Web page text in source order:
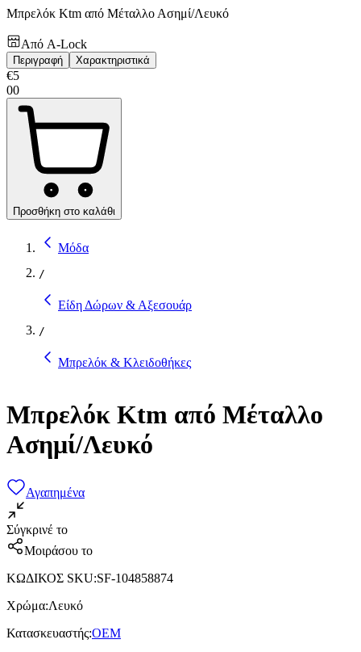
Μπρελόκ Ktm από Μέταλλο Ασημί/Λευκό
Από A-Lock
Περιγραφή Χαρακτηριστικά
€5
00
Προσθήκη στο καλάθι
Μόδα
/
Είδη Δώρων & Αξεσουάρ
/
Μπρελόκ & Κλειδοθήκες
Μπρελόκ Ktm από Μέταλλο
Ασημί/Λευκό
Αγαπημένα
Σύγκρινέ το
Μοιράσου το
ΚΩΔΙΚΟΣ SKU:SF-104858874
Χρώμα:Λευκό
Κατασκευαστής:OEM